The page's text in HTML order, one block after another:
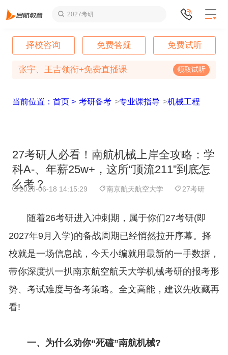
2027考研
择校咨询 免费答疑 免费试听
张宇、王吉领衔+免费直播课 领取试听
当前位置：首页 > 考研备考 >专业课指导 >机械工程
27考研人必看！南航机械上岸全攻略：学
科A-、年薪25w+，这所“顶流211”到底怎
么考？
2026-06-18 14:15:29 南京航天航空大学 27考研
随着26考研进入冲刺期，属于你们27考研(即
2027年9月入学)的备战周期已经悄然拉开序幕。择
校就是一场信息战，今天小编就用最新的一手数据，
带你深度扒一扒南京航空航天大学机械考研的报考形
势、考试难度与备考策略。全文高能，建议先收藏再
看!
一、为什么劝你“死磕”南航机械?